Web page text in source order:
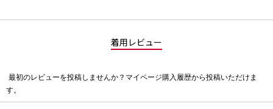
着用レビュー
価
最初のレビューを投稿しませんか？マイページ購入履歴から投稿いただけま
す。